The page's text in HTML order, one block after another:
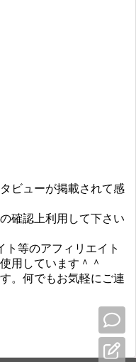
ビューが掲載されて感
確認上利用して下さい
等のアフィリエイト
用しています＾＾
。何でもお気軽にご連